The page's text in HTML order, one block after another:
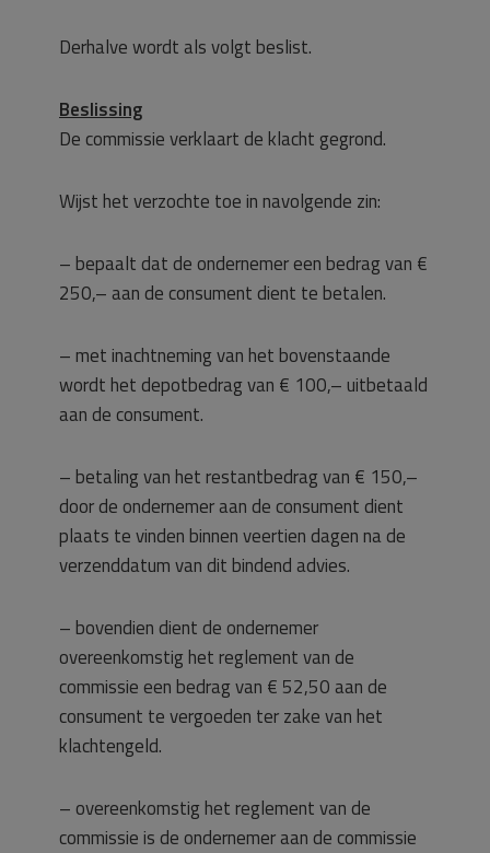
Derhalve wordt als volgt beslist.
Beslissing
De commissie verklaart de klacht gegrond.
Wijst het verzochte toe in navolgende zin:
– bepaalt dat de ondernemer een bedrag van €
250,– aan de consument dient te betalen.
– met inachtneming van het bovenstaande
wordt het depotbedrag van € 100,– uitbetaald
aan de consument.
– betaling van het restantbedrag van € 150,–
door de ondernemer aan de consument dient
plaats te vinden binnen veertien dagen na de
verzenddatum van dit bindend advies.
– bovendien dient de ondernemer
overeenkomstig het reglement van de
commissie een bedrag van € 52,50 aan de
consument te vergoeden ter zake van het
klachtengeld.
– overeenkomstig het reglement van de
commissie is de ondernemer aan de commissie